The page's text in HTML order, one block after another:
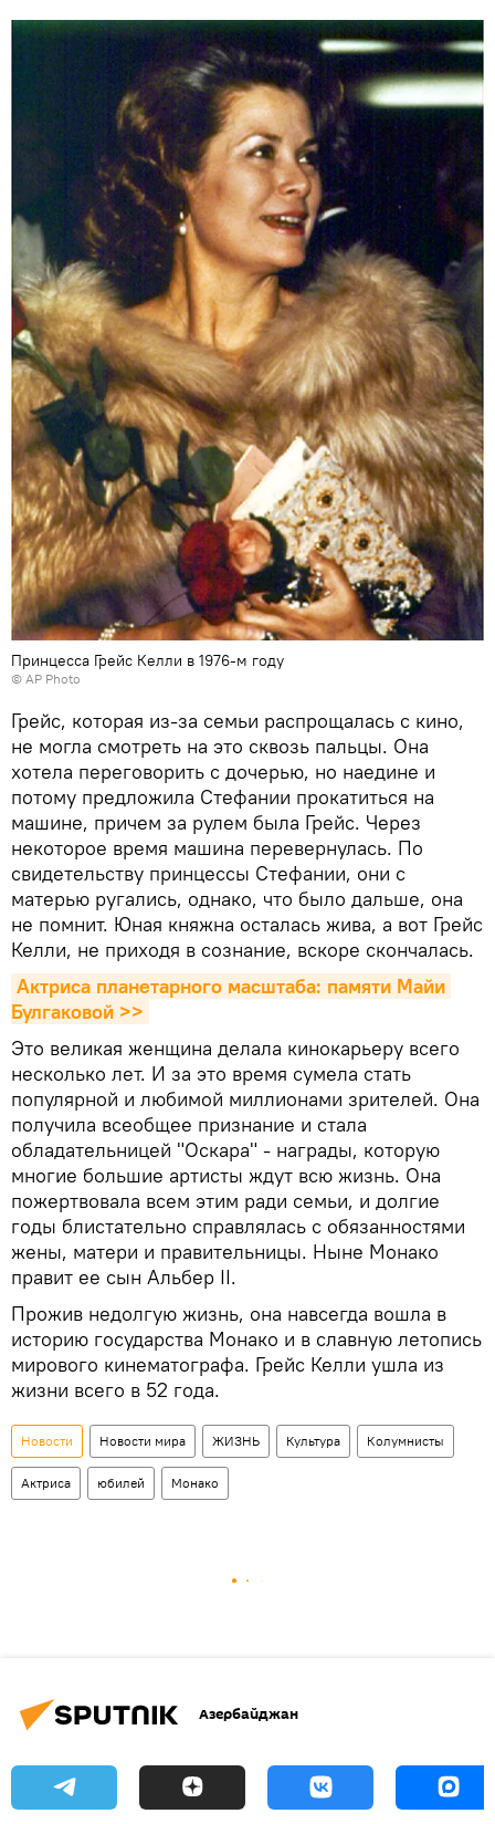
Принцесса Грейс Келли в 1976-м году
© AP Photo
Грейс, которая из-за семьи распрощалась с кино,
не могла смотреть на это сквозь пальцы. Она
хотела переговорить с дочерью, но наедине и
потому предложила Стефании прокатиться на
машине, причем за рулем была Грейс. Через
некоторое время машина перевернулась. По
свидетельству принцессы Стефании, они с
матерью ругались, однако, что было дальше, она
не помнит. Юная княжна осталась жива, а вот Грейс
Келли, не приходя в сознание, вскоре скончалась.
Актриса планетарного масштаба: памяти Майи
Булгаковой >>
Это великая женщина делала кинокарьеру всего
несколько лет. И за это время сумела стать
популярной и любимой миллионами зрителей. Она
получила всеобщее признание и стала
обладательницей "Оскара" - награды, которую
многие большие артисты ждут всю жизнь. Она
пожертвовала всем этим ради семьи, и долгие
годы блистательно справлялась с обязанностями
жены, матери и правительницы. Ныне Монако
правит ее сын Альбер II.
Прожив недолгую жизнь, она навсегда вошла в
историю государства Монако и в славную летопись
мирового кинематографа. Грейс Келли ушла из
жизни всего в 52 года.
Новости Новости мира ЖИЗНЬ Культура Колумнисты
Актриса юбилей Монако
Азербайджан